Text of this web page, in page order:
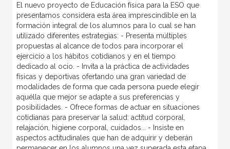
El nuevo proyecto de Educación física para la ESO que
presentamos considera esta área imprescindible en la
formación integral de los alumnos para lo cual se han
utilizado diferentes estrategias: - Presenta múltiples
propuestas al alcance de todos para incorporar el
ejercicio a los hábitos cotidianos y en el tiempo
dedicado al ocio. - Invita a la práctica de actividades
físicas y deportivas ofertando una gran variedad de
modalidades de forma que cada persona puede elegir
aquélla que mejor se adapte a sus preferencias y
posibilidades. - Ofrece formas de actuar en situaciones
cotidianas para preservar la salud: actitud corporal,
relajación, higiene corporal, cuidados... - Insiste en
aspectos actitudinales que han de adquirir y deberán